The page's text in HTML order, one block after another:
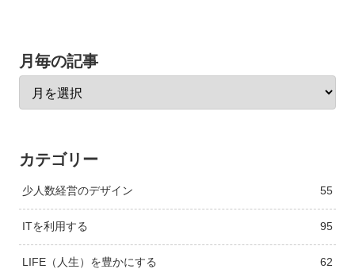
月毎の記事
カテゴリー
少人数経営のデザイン 55
ITを利用する 95
LIFE（人生）を豊かにする 62